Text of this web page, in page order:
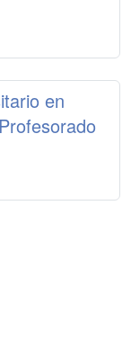
en